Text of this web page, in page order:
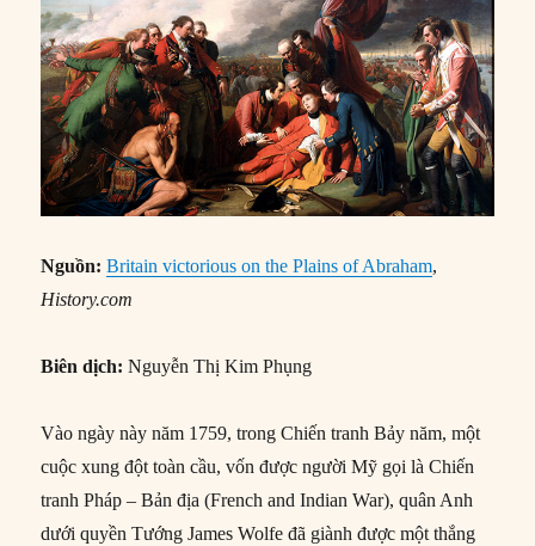
Nguồn: Britain victorious on the Plains of Abraham,
History.com
Biên dịch: Nguyễn Thị Kim Phụng
Vào ngày này năm 1759, trong Chiến tranh Bảy năm, một
cuộc xung đột toàn cầu, vốn được người Mỹ gọi là Chiến
tranh Pháp – Bản địa (French and Indian War), quân Anh
dưới quyền Tướng James Wolfe đã giành được một thắng